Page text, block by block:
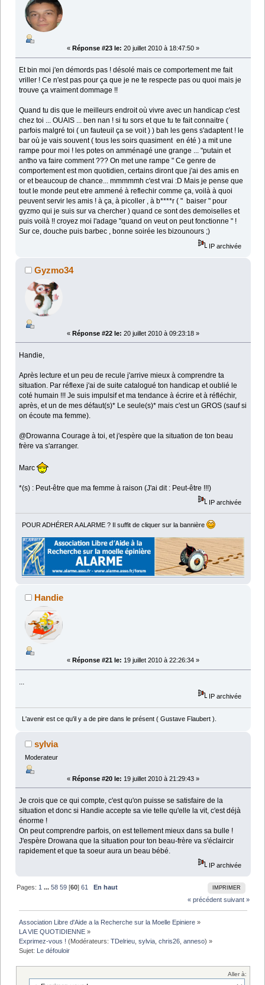
« Réponse #23 le: 20 juillet 2010 à 18:47:50 »
Et bin moi j'en démords pas ! désolé mais ce comportement me fait
vriller ! Ce n'est pas pour ça que je ne te respecte pas ou quoi mais je
trouve ça vraiment dommage !!
Quand tu dis que le meilleurs endroit où vivre avec un handicap c'est
chez toi ... OUAIS ... ben nan ! si tu sors et que tu te fait connaitre (
parfois malgré toi ( un fauteuil ça se voit ) ) bah les gens s'adaptent ! le
bar où je vais souvent ( tous les soirs quasiment en été ) a mit une
rampe pour moi ! les potes on amménagé une grange ... "putain et
antho va faire comment ??? On met une rampe " Ce genre de
comportement est mon quotidien, certains diront que j'ai des amis en
or et beaucoup de chance... mmmmmh c'est vrai :D Mais je pense que
tout le monde peut etre ammené à reflechir comme ça, voilà à quoi
peuvent servir les amis ! à ça, à picoller , à b****r ( " baiser " pour
gyzmo qui je suis sur va chercher ) quand ce sont des demoiselles et
puis voilà !! croyez moi l'adage "quand on veut on peut fonctionne " !
Sur ce, douche puis barbec , bonne soirée les bizounours ;)
IP archivée
Gyzmo34
« Réponse #22 le: 20 juillet 2010 à 09:23:18 »
Handie,
Après lecture et un peu de recule j'arrive mieux à comprendre ta
situation. Par réflexe j'ai de suite catalogué ton handicap et oublié le
coté humain !!! Je suis impulsif et ma tendance à écrire et à réfléchir,
après, et un de mes défaut(s)* Le seule(s)* mais c'est un GROS (sauf si
on écoute ma femme).
@Drowanna Courage à toi, et j'espère que la situation de ton beau
frère va s'arranger.
Marc
*(s) : Peut-être que ma femme à raison (J'ai dit : Peut-être !!!)
IP archivée
POUR ADHÉRER A ALARME ? Il suffit de cliquer sur la bannière
Handie
« Réponse #21 le: 19 juillet 2010 à 22:26:34 »
...
IP archivée
L'avenir est ce qu'il y a de pire dans le présent ( Gustave Flaubert ).
sylvia
Moderateur
« Réponse #20 le: 19 juillet 2010 à 21:29:43 »
Je crois que ce qui compte, c'est qu'on puisse se satisfaire de la
situation et donc si Handie accepte sa vie telle qu'elle la vit, c'est déjà
énorme !
On peut comprendre parfois, on est tellement mieux dans sa bulle !
J'espère Drowana que la situation pour ton beau-frère va s'éclaircir
rapidement et que ta soeur aura un beau bébé.
IP archivée
IMPRIMER
Pages: 1 ...58 59 [60]61
En haut
« précédent suivant »
Association Libre d'Aide a la Recherche sur la Moelle Epiniere »
LA VIE QUOTIDIENNE »
Exprimez-vous ! (Modérateurs:TDelrieu ,sylvia ,chris26 ,anneso) »
Sujet: Le défouloir
Aller à: